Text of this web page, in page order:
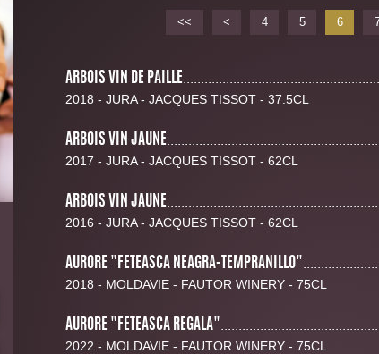
<< < 4 5 6
ARBOIS VIN DE PAILLE
2018 - JURA - JACQUES TISSOT - 37.5CL
ARBOIS VIN JAUNE
2017 - JURA - JACQUES TISSOT - 62CL
ARBOIS VIN JAUNE
2016 - JURA - JACQUES TISSOT - 62CL
AURORE "FETEASCA NEAGRA-TEMPRANILLO"
2018 - MOLDAVIE - FAUTOR WINERY - 75CL
AURORE "FETEASCA REGALA"
2022 - MOLDAVIE - FAUTOR WINERY - 75CL